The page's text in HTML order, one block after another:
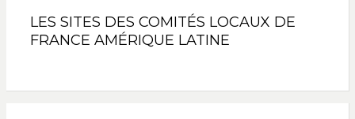
LES SITES DES COMITÉS LOCAUX DE
FRANCE AMÉRIQUE LATINE